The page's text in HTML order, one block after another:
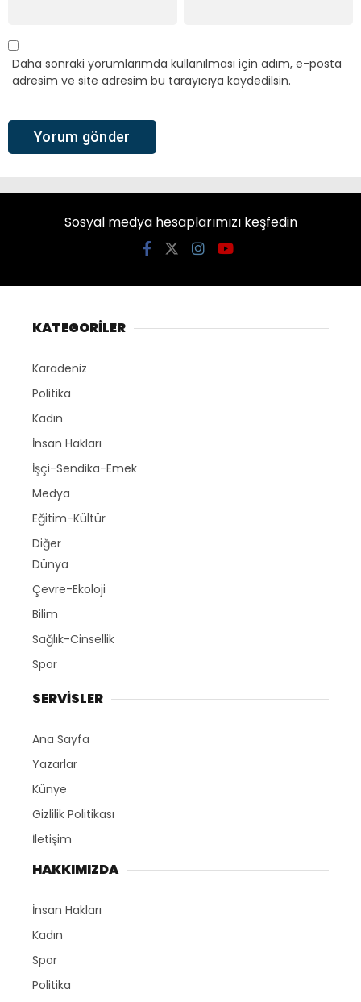
Daha sonraki yorumlarımda kullanılması için adım, e-posta
adresim ve site adresim bu tarayıcıya kaydedilsin.
Sosyal medya hesaplarımızı keşfedin
KATEGORİLER
Karadeniz
Politika
Kadın
İnsan Hakları
İşçi-Sendika-Emek
Medya
Eğitim-Kültür
Diğer
Dünya
Çevre-Ekoloji
Bilim
Sağlık-Cinsellik
Spor
SERVİSLER
Ana Sayfa
Yazarlar
Künye
Gizlilik Politikası
İletişim
HAKKIMIZDA
İnsan Hakları
Kadın
Spor
Politika